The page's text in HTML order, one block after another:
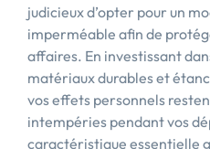
judicieux d’opter pour un
imperméable afin de
affaires. En investissant
matériaux durables et
vos effets personnels
intempéries pendant vos
caractéristique essentielle